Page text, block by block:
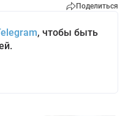
Поделиться
, чтобы быть